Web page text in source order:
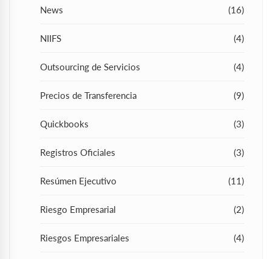
News (16)
NIIFS (4)
Outsourcing de Servicios (4)
Precios de Transferencia (9)
Quickbooks (3)
Registros Oficiales (3)
Resúmen Ejecutivo (11)
Riesgo Empresarial (2)
Riesgos Empresariales (4)